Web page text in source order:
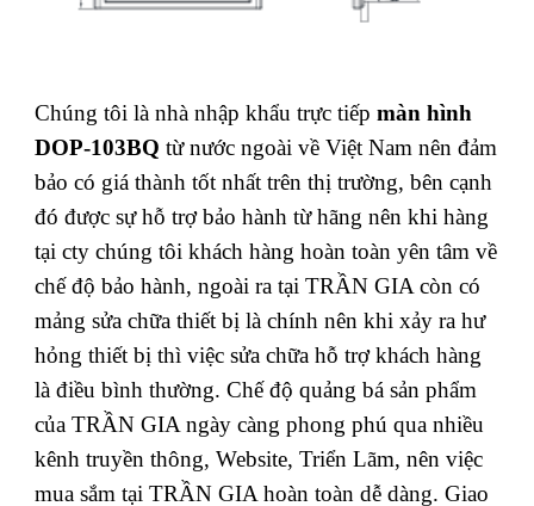
Chúng tôi là nhà nhập khẩu trực tiếpmàn hình
DOP-103BQtừ nước ngoài về Việt Nam nên đảm
bảo có giá thành tốt nhất trên thị trường, bên cạnh
đó được sự hỗ trợ bảo hành từ hãng nên khi hàng
tại cty chúng tôi khách hàng hoàn toàn yên tâm về
chế độ bảo hành, ngoài ra tại TRẦN GIA còn có
mảng sửa chữa thiết bị là chính nên khi xảy ra hư
hỏng thiết bị thì việc sửa chữa hỗ trợ khách hàng
là điều bình thường. Chế độ quảng bá sản phẩm
của TRẦN GIA ngày càng phong phú qua nhiều
kênh truyền thông, Website, Triển Lãm, nên việc
mua sắm tại TRẦN GIA hoàn toàn dễ dàng. Giao